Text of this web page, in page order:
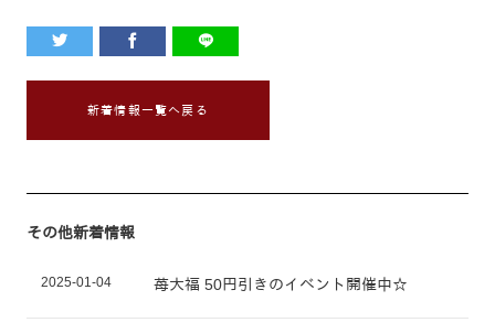
新着情報一覧へ戻る
その他新着情報
2025-01-04 苺大福 50円引きのイベント開催中☆